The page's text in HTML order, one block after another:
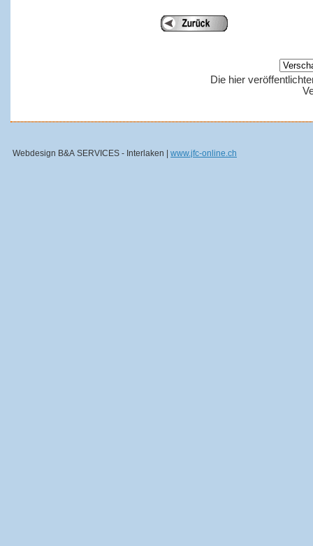
Die hier
Webdesign B&A SERVICES - Interlaken | www.jfc-online.ch